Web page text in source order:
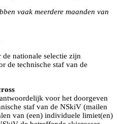
vaak meerdere maanden van
nationale selectie zijn
de technische staf van de
voor het doorgeven
staf van de NSkiV (mailen
van (een) individuele limiet(en)